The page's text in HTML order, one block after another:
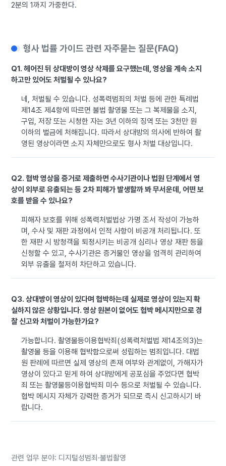
2분의 1까지 가중한다.
형사 법률 가이드 관련 자주묻는 질문(FAQ)
Q1. 헤어진 뒤 상대방이 영상 삭제를 요구했는데, 영상을 계속 소지
하고만 있어도 처벌될 수 있나요?
네, 처벌될 수 있습니다. 성폭력범죄의 처벌 등에 관한 특례법
제14조 제4항에 따르면 불법 촬영물 또는 그 복제물을 소지,
구입, 저장 또는 시청한 자는 3년 이하의 징역 또는 3천만 원
이하의 벌금에 처해집니다. 따라서 상대방의 의사에 반하여 촬
영된 영상이라면 소지 자체만으로도 형사 처벌 대상입니다.
Q2. 협박 영상을 증거로 제출하면 수사기관이나 법원 단계에서 영
상이 외부로 유출되는 등 2차 피해가 발생할까 봐 무서운데, 어떤 보
호를 받을 수 있나요?
피해자 보호를 위해 성폭력처벌법상 가명 조서 작성이 가능하
며, 수사 및 재판 과정에서 인적 사항이 비공개 처리됩니다. 또
한 재판 시 방청객을 퇴정시키는 비공개 심리나 영상 재판 등을
신청할 수 있고, 수사기관은 증거물인 영상을 엄격히 관리하여
외부 유출을 철저히 차단하고 있습니다.
Q3. 상대방이 영상이 있다며 협박하는데 실제로 영상이 있는지 확
실하지 않은 상황입니다. 영상 원본이 없어도 협박 메시지만으로 경
찰 신고와 처벌이 가능한가요?
가능합니다. 촬영물등이용협박죄(성폭력처벌법 제14조의3)는
촬영물 등을 이용해 협박함으로써 성립하는 범죄입니다. 대법
원 판례에 따르면 실제 영상의 존재 여부와 관계없이, 가해자가
영상이 있다고 믿게 하여 상대방에게 공포심을 주었다면 협박
죄 또는 촬영물등이용협박죄 미수 등으로 처벌될 수 있습니다.
협박 메시지 자체가 강력한 증거가 되므로 즉시 신고하시기 바
랍니다.
관련 업무 분야: 디지털성범죄·불법촬영